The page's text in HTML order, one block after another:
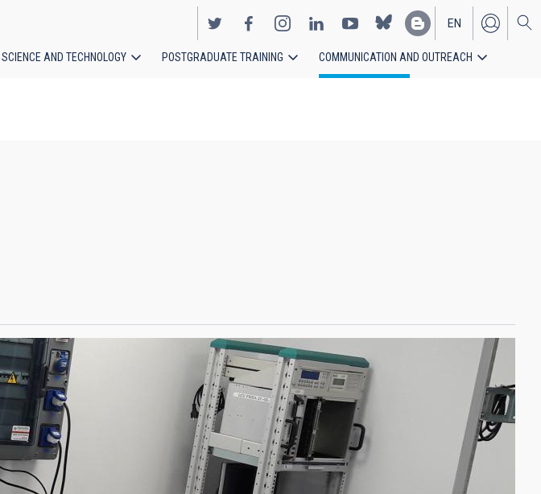
EN
ES
SCIENCE AND TECHNOLOGY POSTGRADUATE TRAINING COMMUNICATION AND OUTREACH